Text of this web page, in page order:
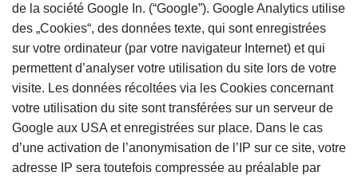
de la société Google In. (“Google”). Google Analytics utilise
des „Cookies“, des données texte, qui sont enregistrées
sur votre ordinateur (par votre navigateur Internet) et qui
permettent d’analyser votre utilisation du site lors de votre
visite. Les données récoltées via les Cookies concernant
votre utilisation du site sont transférées sur un serveur de
Google aux USA et enregistrées sur place. Dans le cas
d’une activation de l’anonymisation de l’IP sur ce site, votre
adresse IP sera toutefois compressée au préalable par